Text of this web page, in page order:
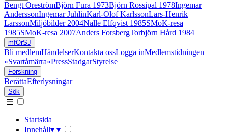
Bengt OreströmBjörn Fura 1973Björn Rossipal 1978Ingemar
AnderssonIngemar JuhlinKarl-Olof KarlssonLars-Henrik
LarssonMiljöbilder 2004Nalle Elfqvist 1985SMoK-resa
1985SMoK-resa 2007Anders ForsbergTorbjörn Hård 1984
mfÖrSJ
Bli medlemHändelserKontakta ossLogga inMedlemstidningen
»Svartåmärra«PressStadgarStyrelse
Forskning
BerättaEfterlysningar
Sök
☰
Startsida
Innehåll▾ ▾